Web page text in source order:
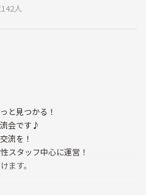
人
と見つかる！
会です♪
流を！
スタッフ中心に運営！
ます。